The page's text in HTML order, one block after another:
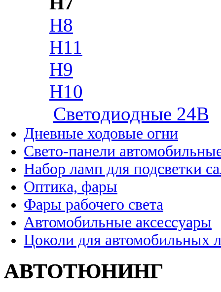
H8
H11
H9
H10
Cветодиодные 24B
Дневные ходовые огни
Свето-панели
Набор ламп для подсветки
Оптика, фары
Фары рабочего света
Автомобильные аксессуары
Цоколи для автомобильных
АВТОТЮНИНГ